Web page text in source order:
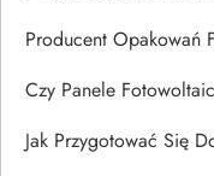
Producent Opakowań
Czy Panele
Jak Przygotować Się